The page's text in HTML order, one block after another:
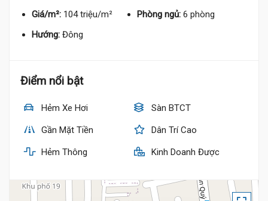
Giá/m²: 104 triệu/m² Phòng ngủ: 6 phòng
Hướng: Đông
Điểm nổi bật
Hẻm Xe Hơi Sàn BTCT
Gần Mặt Tiền Dân Trí Cao
Hẻm Thông Kinh Doanh Được